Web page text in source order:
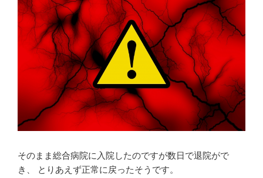
そのまま総合病院に入院したのですが数日で退院がで
き、 とりあえず正常に戻ったそうです。